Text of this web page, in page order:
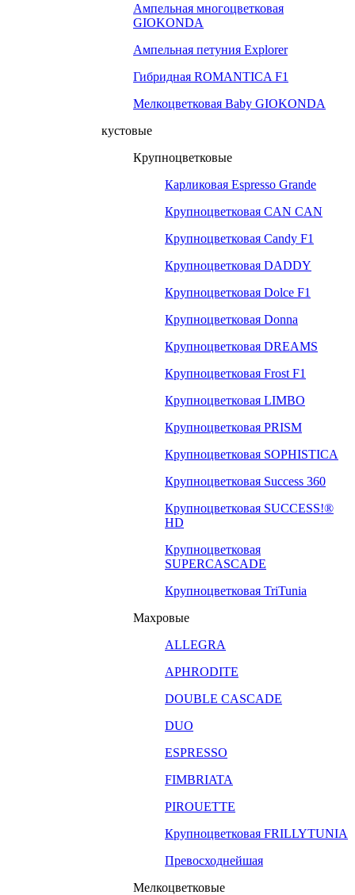
Ампельная многоцветковая
GIOKONDA
Ампельная петуния Explorer
Гибридная ROMANTICA F1
Мелкоцветковая Baby GIOKONDA
кустовые
Крупноцветковые
Карликовая Espresso Grande
Крупноцветковая CAN CAN
Крупноцветковая Candy F1
Крупноцветковая DADDY
Крупноцветковая Dolce F1
Крупноцветковая Donna
Крупноцветковая DREAMS
Крупноцветковая Frost F1
Крупноцветковая LIMBO
Крупноцветковая PRISM
Крупноцветковая SOPHISTICA
Крупноцветковая Success 360
Крупноцветковая SUCCESS!®
HD
Крупноцветковая
SUPERCASCADE
Крупноцветковая TriTunia
Махровые
ALLEGRA
APHRODITE
DOUBLE CASCADE
DUO
ESPRESSO
FIMBRIATA
PIROUETTE
Крупноцветковая FRILLYTUNIA
Превосходнейшая
Мелкоцветковые